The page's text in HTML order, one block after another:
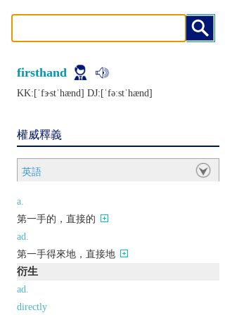
firsthand
KK:[ˈfɝstˈhænd] DJ:[ˈfǝːstˈhænd]
權威釋義
英語
a.
第一手的，直接的
ad.
第一手得來地，直接地
衍生
ad.
directly